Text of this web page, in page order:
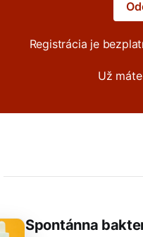
Registrácia je
Už
Spontánna